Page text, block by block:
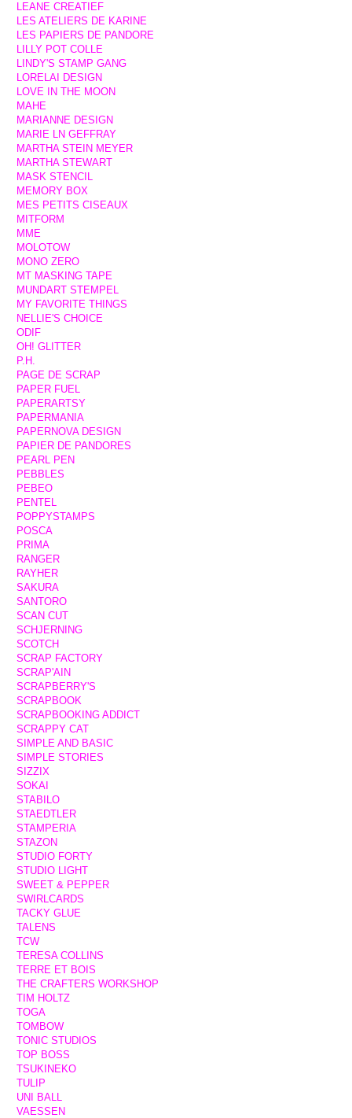
LEANE CREATIEF
LES ATELIERS DE KARINE
LES PAPIERS DE PANDORE
LILLY POT COLLE
LINDY'S STAMP GANG
LORELAI DESIGN
LOVE IN THE MOON
MAHE
MARIANNE DESIGN
MARIE LN GEFFRAY
MARTHA STEIN MEYER
MARTHA STEWART
MASK STENCIL
MEMORY BOX
MES PETITS CISEAUX
MITFORM
MME
MOLOTOW
MONO ZERO
MT MASKING TAPE
MUNDART STEMPEL
MY FAVORITE THINGS
NELLIE'S CHOICE
ODIF
OH! GLITTER
P.H.
PAGE DE SCRAP
PAPER FUEL
PAPERARTSY
PAPERMANIA
PAPERNOVA DESIGN
PAPIER DE PANDORES
PEARL PEN
PEBBLES
PEBEO
PENTEL
POPPYSTAMPS
POSCA
PRIMA
RANGER
RAYHER
SAKURA
SANTORO
SCAN CUT
SCHJERNING
SCOTCH
SCRAP FACTORY
SCRAP'AIN
SCRAPBERRY'S
SCRAPBOOK
SCRAPBOOKING ADDICT
SCRAPPY CAT
SIMPLE AND BASIC
SIMPLE STORIES
SIZZIX
SOKAI
STABILO
STAEDTLER
STAMPERIA
STAZON
STUDIO FORTY
STUDIO LIGHT
SWEET & PEPPER
SWIRLCARDS
TACKY GLUE
TALENS
TCW
TERESA COLLINS
TERRE ET BOIS
THE CRAFTERS WORKSHOP
TIM HOLTZ
TOGA
TOMBOW
TONIC STUDIOS
TOP BOSS
TSUKINEKO
TULIP
UNI BALL
VAESSEN